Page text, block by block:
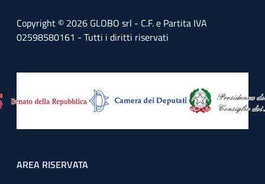
Copyright © 2026 GLOBO srl - C.F. e Partita IVA
02598580161 - Tutti i diritti riservati
Footer menu
AREA RISERVATA